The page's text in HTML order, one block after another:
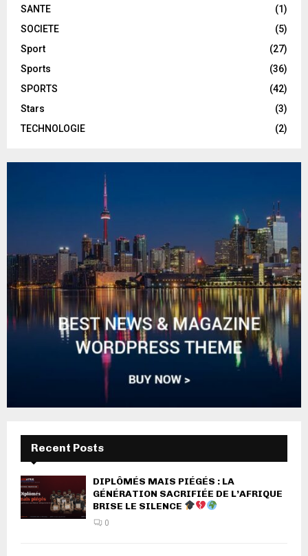
SANTE
(1)
SOCIETE
(5)
Sport
(27)
Sports
(36)
SPORTS
(42)
Stars
(3)
TECHNOLOGIE
(2)
Recent Posts
DIPLÔMÉS MAIS PIÉGÉS : LA
GÉNÉRATION SACRIFIÉE DE L’AFRIQUE
BRISE LE SILENCE
0